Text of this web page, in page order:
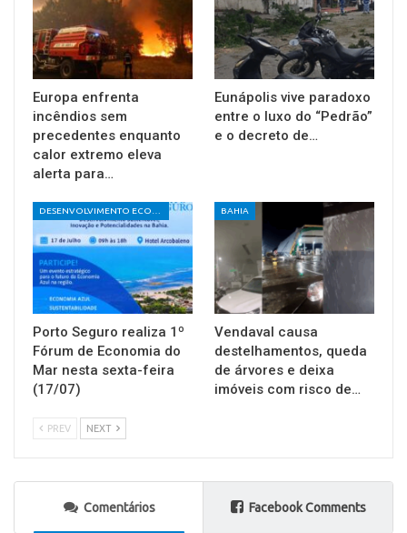
Europa enfrenta
incêndios sem
precedentes enquanto
calor extremo eleva
alerta para…
Eunápolis vive paradoxo
entre o luxo do “Pedrão”
e o decreto de…
Porto Seguro realiza 1º
Fórum de Economia do
Mar nesta sexta-feira
(17/07)
BAHIA
Vendaval causa
destelhamentos, queda
de árvores e deixa
imóveis com risco de…
PREV NEXT
Comentários Facebook Comments